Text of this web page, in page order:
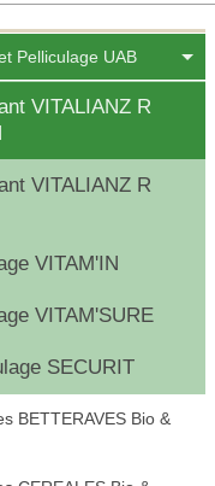
Pelliculage UAB
VITALIANZ R
VITALIANZ R
VITAM'IN
VITAM'SURE
SECURIT
BETTERAVES Bio &